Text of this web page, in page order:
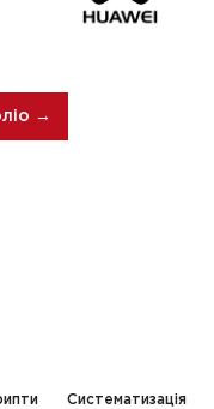
→
Систематизація